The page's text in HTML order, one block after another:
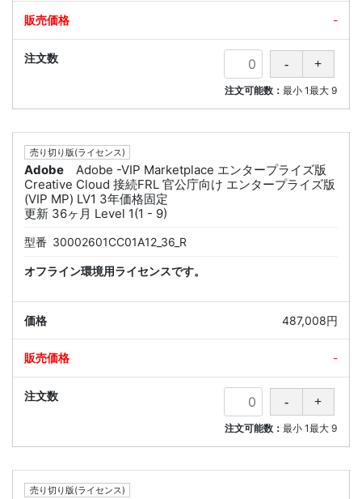
-
注文可能数：最小 1最大 9
売り切り版(ライセンス)
Adobe
Adobe -VIP Marketplace エンタープライズ版
Creative Cloud 接続FRL 官公庁向け エンタープライズ版
(VIP MP) LV1 3年価格固定
更新 36ヶ月 Level 1(1 - 9)
型番 30002601CC01A12_36_R
オフライン環境用ライセンスです。
487,008円
-
注文可能数：最小 1最大 9
売り切り版(ライセンス)